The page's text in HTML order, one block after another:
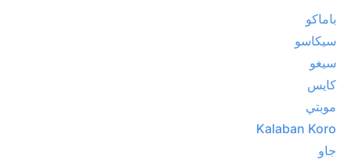
باماكو
سيكاسو
سيغو
كايس
موبتي
Kalaban Koro
جاو